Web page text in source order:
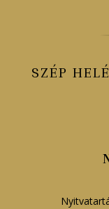
SZÉP